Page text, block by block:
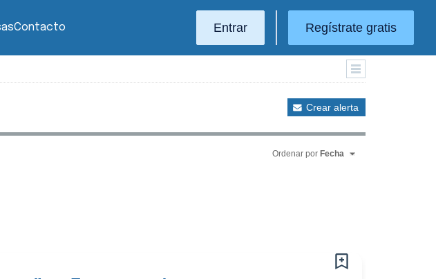
Contacto Entrar Regístrate gratis
Crear alerta
Ordenar por Fecha